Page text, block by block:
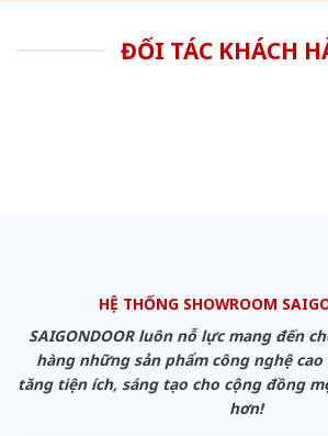
ĐỐI TÁC KHÁCH
HỆ THỐNG SHOWROOM
SAIGONDOOR luôn nỗ lực mang đến
hàng những sản phẩm công nghệ
tăng tiện ích, sáng tạo cho cộng đồng
hơn!